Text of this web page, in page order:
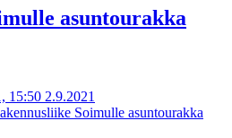
asuntourakka
15:50 2.9.2021
Soimulle asuntourakka